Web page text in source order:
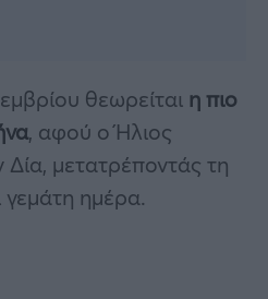
θεωρείται η πιο
, αφού ο Ήλιος
Δία, μετατρέποντάς τη
γεμάτη ημέρα.